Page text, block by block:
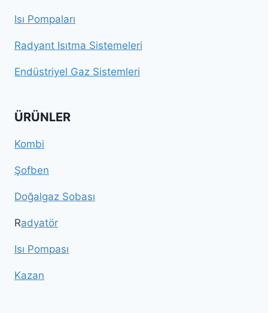
Isı Pompaları
Radyant Isıtma Sistemeleri
Endüstriyel Gaz Sistemleri
ÜRÜNLER
Kombi
Şofben
Doğalgaz Sobası
Radyatör
Isı Pompası
Kazan